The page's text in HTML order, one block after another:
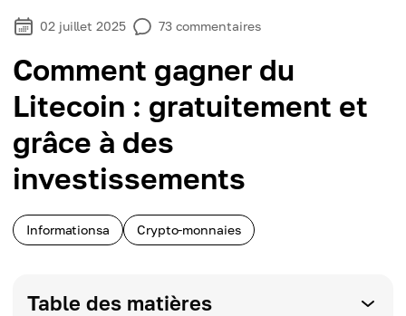
02 juillet 2025 73 commentaires
Comment gagner du
Litecoin : gratuitement et
grâce à des
investissements
Informationsa Crypto-monnaies
Table des matières